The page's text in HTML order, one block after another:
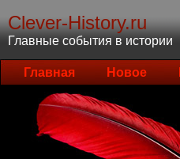
Clever-History.ru
Главные события в истории
Главная Новое